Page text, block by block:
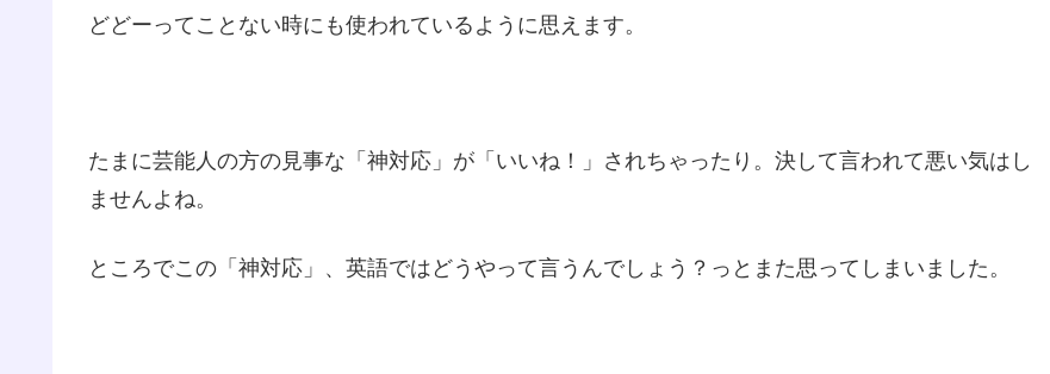
どどーってことない時にも使われているように思えます。
たまに芸能人の方の見事な「神対応」が「いいね！」されちゃったり。決して言われて悪い気はし
ませんよね。
ところでこの「神対応」、英語ではどうやって言うんでしょう？っとまた思ってしまいました。